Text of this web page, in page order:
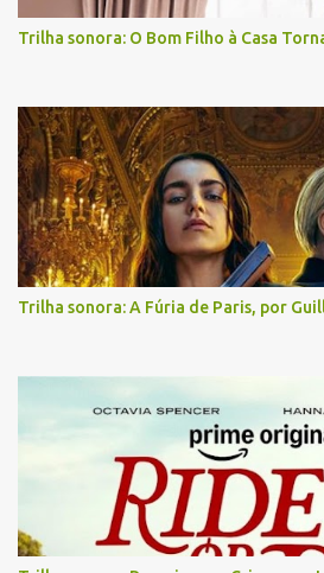
Trilha sonora: O Bom Filho à Casa
Trilha sonora: A Fúria de Paris, por